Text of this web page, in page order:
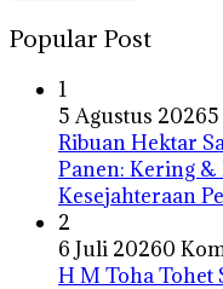
Popular Post
1
5 Agustus 2026
Ribuan Hektar
Panen: Kering &
Kesejahteraan
2
6 Juli 20260
H M Toha Tohet